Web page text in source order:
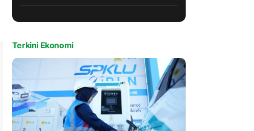
Terkini Ekonomi